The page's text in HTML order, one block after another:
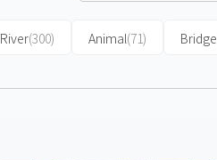
River(300) Animal(71) Bridge